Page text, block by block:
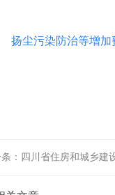
扬尘污染防治等增加
： 四川省住房和城乡建